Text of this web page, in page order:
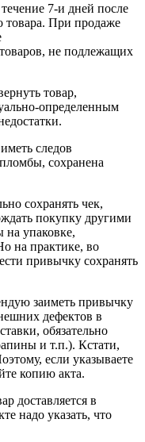
7-и дней после
товара. При продаже
не подлежащих
товар,
определенным
следов
сохранена
сохранять чек,
покупку другими
упаковке,
на практике, во
привычку сохранять
заиметь привычку
дефектов в
обязательно
и т.п.). Кстати,
если указываете
копию акта.
доставляется в
надо указать, что